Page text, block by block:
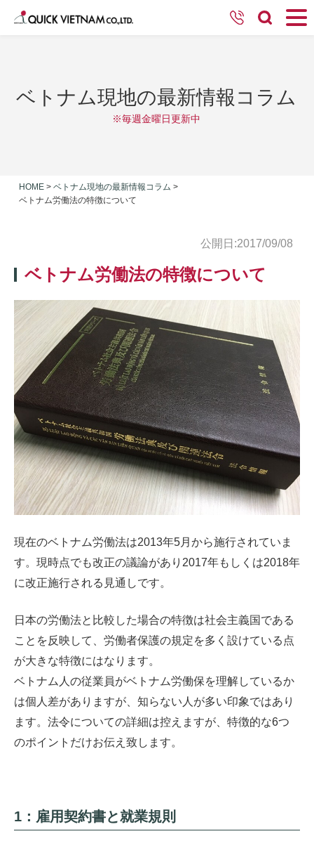
ベトナム現地の最新情報コラム
※毎週金曜日更新中
HOME > ベトナム現地の最新情報コラム >
ベトナム労働法の特徴について
公開日:2017/09/08
ベトナム労働法の特徴について
現在のベトナム労働法は2013年5月から施行されていま
す。現時点でも改正の議論があり2017年もしくは2018年
に改正施行される見通しです。
日本の労働法と比較した場合の特徴は社会主義国である
ことを反映して、労働者保護の規定を多く設けている点
が大きな特徴にはなります。
ベトナム人の従業員がベトナム労働保を理解しているか
は個人差がありますが、知らない人が多い印象ではあり
ます。法令についての詳細は控えますが、特徴的な6つ
のポイントだけお伝え致します。
1：雇用契約書と就業規則